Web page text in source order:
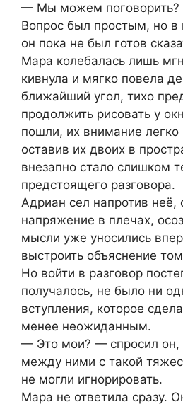
— Мы можем поговорить?
Вопрос был простым, но в
он пока не был готов
Мара колебалась лишь
кивнула и мягко повела
ближайший угол, тихо
продолжить рисовать у
пошли, их внимание легко
оставив их двоих в
внезапно стало слишком
предстоящего разговора.
Адриан сел напротив
напряжение в плечах,
мысли уже уносились
выстроить объяснение
Но войти в разговор
получалось, не было ни
вступления, которое
менее неожиданным.
— Это мои? — спросил он,
между ними с такой
не могли игнорировать.
Мара не ответила сразу.